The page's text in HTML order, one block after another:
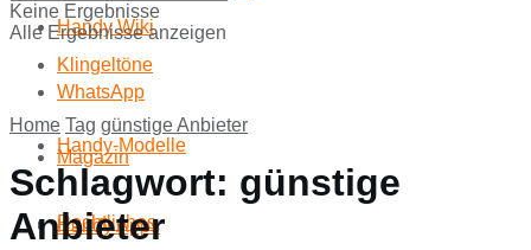
Handy Wiki
WhatsApp
Magazin
Rechtliches
Klingeltöne
Handy-Modelle
Handy Apps
Keine Ergebnisse
Alle Ergebnisse anzeigen
Home Tag günstige Anbieter
Schlagwort: günstige
Anbieter